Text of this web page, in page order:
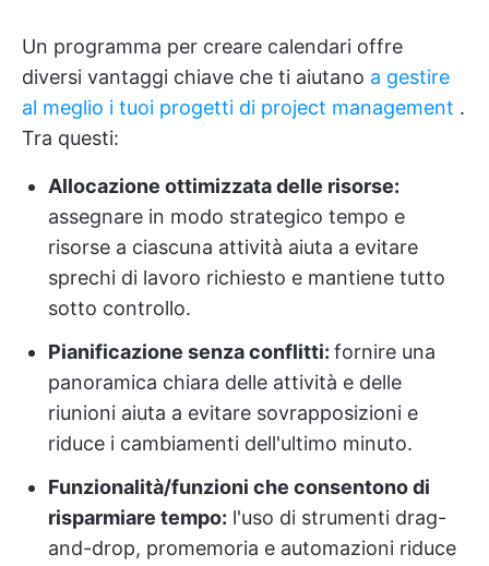
Un programma per creare calendari offre
diversi vantaggi chiave che ti aiutano a gestire
al meglio i tuoi progetti di project management .
Tra questi:
Allocazione ottimizzata delle risorse:
assegnare in modo strategico tempo e
risorse a ciascuna attività aiuta a evitare
sprechi di lavoro richiesto e mantiene tutto
sotto controllo.
Pianificazione senza conflitti: fornire una
panoramica chiara delle attività e delle
riunioni aiuta a evitare sovrapposizioni e
riduce i cambiamenti dell'ultimo minuto.
Funzionalità/funzioni che consentono di
risparmiare tempo: l'uso di strumenti drag-
and-drop, promemoria e automazioni riduce